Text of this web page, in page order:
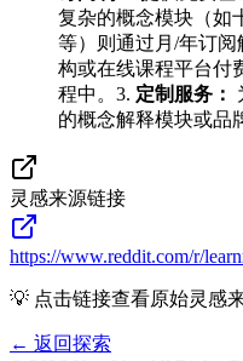
复杂的概念模块（如
等）则通过月/年订阅
构或在线课程平台付
程中。3. 定制服务：
的概念解释模块或品
灵感来源链接
https://www.reddit.com/r/
💡 点击链接查看原始灵感
← 返回探索